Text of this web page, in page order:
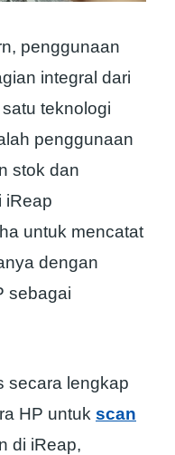
penggunaan
integral dari
teknologi
penggunaan
stok dan
iReap
untuk mencatat
dengan
sebagai
secara lengkap
HP untuk scan
di iReap,